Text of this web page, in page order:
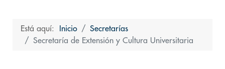
Está aquí: Inicio
Secretarías
Secretaría de Extensión y Cultura Universitaria